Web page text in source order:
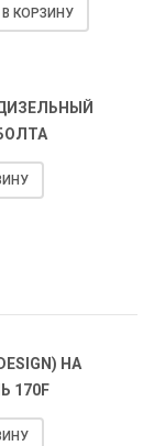
В КОРЗИНУ
НА
170F